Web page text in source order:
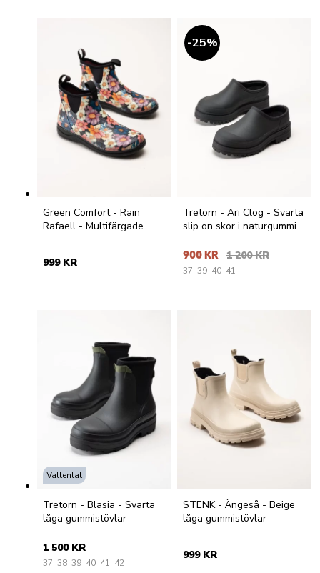
Green Comfort - Rain
Rafaell - Multifärgade
999 KR
25%
Tretorn - Ari Clog - Svarta
slip on skor i naturgummi
900 KR 1 200 KR
37 39 40 41
Vattentät
Tretorn - Blasia - Svarta
låga gummistövlar
1 500 KR
37 38 39 40 41 42
STENK - Ängeså - Beige
låga gummistövlar
999 KR